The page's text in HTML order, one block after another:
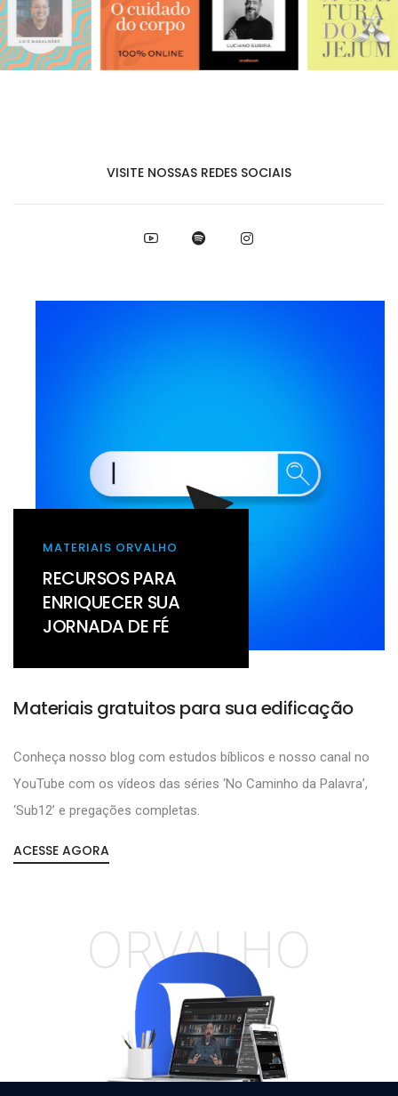
VISITE NOSSAS REDES SOCIAIS
MATERIAIS ORVALHO
RECURSOS PARA
ENRIQUECER SUA
JORNADA DE FÉ
Materiais gratuitos para sua edificação
Conheça nosso blog com estudos bíblicos e nosso canal no
YouTube com os vídeos das séries ‘No Caminho da Palavra’,
‘Sub12’ e pregações completas.
ACESSE AGORA
ORVALHO